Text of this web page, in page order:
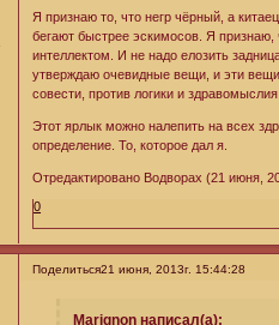
Я признаю то, что негр чёрный, а
бегают быстрее эскимосов. Я
интеллектом. И не надо елозить
утверждаю очевидные вещи, и эти
совести, против логики и
Этот ярлык можно налепить на всех
определение. То, которое дал я.
Отредактировано Водворах (21 июня,
0
Поделиться21 июня, 2013г. 15:44:28
Marignon написал(а):